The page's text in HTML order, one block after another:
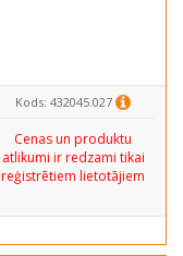
Kods: 432045.027
Cenas un produktu
atlikumi ir redzami tikai
reģistrētiem lietotājiem